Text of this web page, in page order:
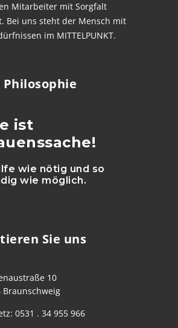
Mitarbeiter mit Sorgfalt
Bei uns steht der Mensch mit
im MITTELPUNKT.
Philosophie
ist
wie nötig und so
wie möglich.
Sie uns
10
Braunschweig
0531 . 34 955 966